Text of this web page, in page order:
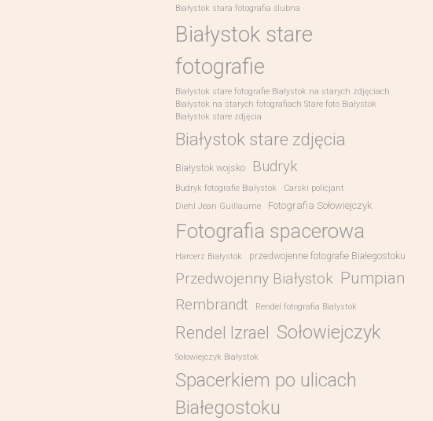
Białystok stara fotografia ślubna
Białystok stare
fotografie
Białystok stare fotografie Białystok na starych zdjęciach
Białystok na starych fotografiach Stare foto Białystok
Białystok stare zdjęcia
Białystok stare zdjęcia
Białystok wojsko Budryk
Budryk fotografie Białystok
Carski policjant
Diehl Jean Guillaume
Fotografia Sołowiejczyk
Fotografia spacerowa
Harcerz Białystok przedwojenne fotografie Białegostoku
Przedwojenny Białystok Pumpian
Rembrandt Rendel fotografia Bialystok
Rendel Izrael Sołowiejczyk
Sołowiejczyk Białystok
Spacerkiem po ulicach
Białegostoku